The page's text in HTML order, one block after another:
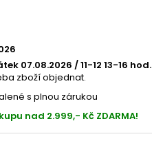
07.08.2026 / 11-12 13-16 hod.
zboží objednat.
s plnou zárukou
nad 2.999,- Kč ZDARMA!